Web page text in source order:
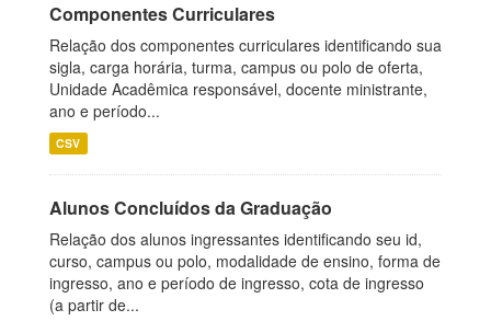
Componentes Curriculares
Relação dos componentes curriculares identificando sua
sigla, carga horária, turma, campus ou polo de oferta,
Unidade Acadêmica responsável, docente ministrante,
ano e período...
CSV
Alunos Concluídos da Graduação
Relação dos alunos ingressantes identificando seu id,
curso, campus ou polo, modalidade de ensino, forma de
ingresso, ano e período de ingresso, cota de ingresso
(a partir de...